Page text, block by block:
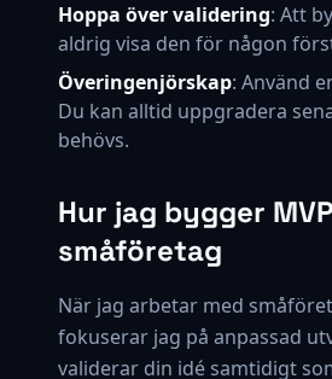
Hoppa över validering: Att
aldrig visa den för någon
Överingenjörskap: Använd
Du kan alltid uppgradera
behövs.
Hur jag bygger
småföretag
När jag arbetar med
fokuserar jag på anpassad
validerar din idé samtidigt